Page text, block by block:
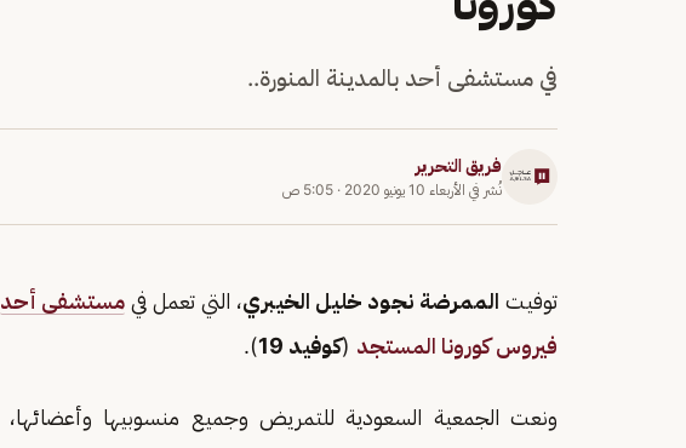
في مستشفى أحد بالمدينة المنورة..
فريق التحرير
نُشر في الأربعاء 10 يونيو 2020 · 5:05 ص
توفيت الممرضة نجود خليل الخيبري، التي تعمل فيمستشفى أحد
فيروس كورونا المستجد (كوفيد 19 ).
ونعت الجمعية السعودية للتمريض وجميع منسوبيها وأعضائها،